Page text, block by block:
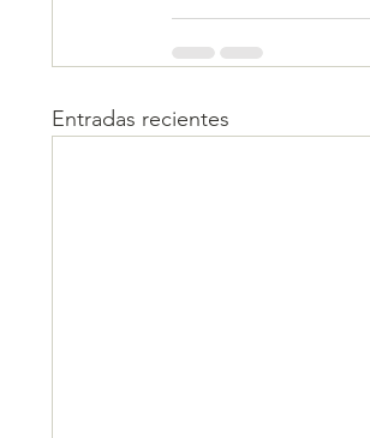
Entradas recientes